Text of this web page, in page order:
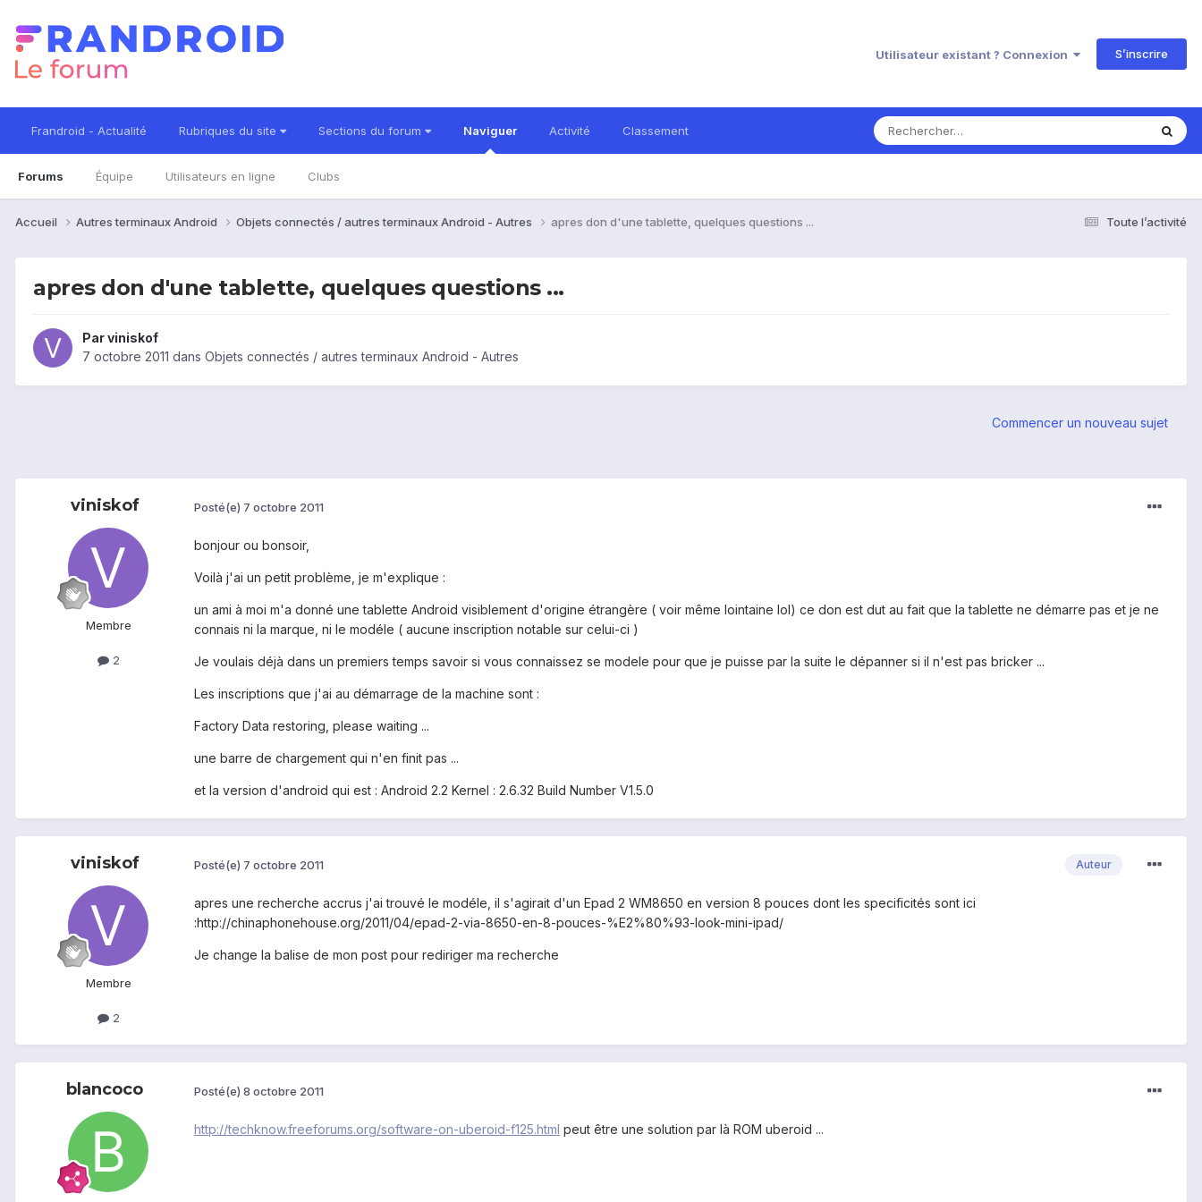
Utilisateur existant ? Connexion S’inscrire
Frandroid - Actualité Rubriques du site Sections du forum Naviguer
Forums Équipe Utilisateurs en ligne Clubs
Activité Classement
Toute l’activité
Accueil Autres terminaux Android Objets connectés / autres terminaux Android - Autres apres don d'une tablette, quelques questions ...
apres don d'une tablette, quelques questions ...
Parviniskof
7 octobre 2011 dans Objets connectés / autres terminaux Android - Autres
Commencer un nouveau sujet
viniskof
Membre
2
Posté(e) 7 octobre 2011
bonjour ou bonsoir,
Voilà j'ai un petit problème, je m'explique :
un ami à moi m'a donné une tablette Android visiblement d'origine étrangère ( voir même lointaine lol) ce don est dut au fait que la tablette ne démarre pas et je ne
connais ni la marque, ni le modéle ( aucune inscription notable sur celui-ci )
Je voulais déjà dans un premiers temps savoir si vous connaissez se modele pour que je puisse par la suite le dépanner si il n'est pas bricker ...
Les inscriptions que j'ai au démarrage de la machine sont :
Factory Data restoring, please waiting ...
une barre de chargement qui n'en finit pas ...
et la version d'android qui est : Android 2.2 Kernel : 2.6.32 Build Number V1.5.0
viniskof
Membre
2
Auteur
Posté(e) 7 octobre 2011
apres une recherche accrus j'ai trouvé le modéle, il s'agirait d'un Epad 2 WM8650 en version 8 pouces dont les specificités sont ici
:http://chinaphonehouse.org/2011/04/epad-2-via-8650-en-8-pouces-%E2%80%93-look-mini-ipad/
Je change la balise de mon post pour rediriger ma recherche
blancoco Posté(e) 8 octobre 2011
http://techknow.freeforums.org/software-on-uberoid-f125.html peut être une solution par là ROM uberoid ...